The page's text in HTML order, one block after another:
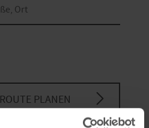
ROUTE PLANEN